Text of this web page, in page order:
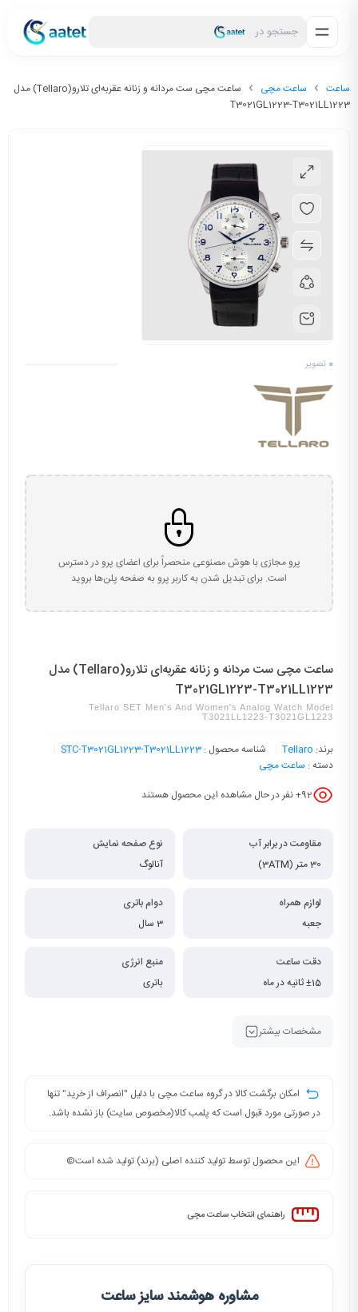
جستجو در
ساعت ساعت مچی
ساعت مچی ست مردانه و زنانه عقربه‌ای تلارو(Tellaro) مدل
T3021GL1223-T3021LL1223
0 تصویر
پرو مجازی با هوش مصنوعی منحصراً برای اعضای پرو در دسترس
است. برای تبدیل شدن به کاربر پرو به صفحه پلن‌ها بروید
ساعت مچی ست مردانه و زنانه عقربه‌ای تلارو(Tellaro) مدل
T3021GL1223-T3021LL1223
Tellaro SET Men's And Women's Analog Watch Model
T3021LL1223-T3021GL1223
برند: Tellaro شناسه محصول : STC-T3021GL1223-T3021LL1223
دسته : ساعت مچی
92+ نفر در حال مشاهده این محصول هستند
مقاومت در برابر آب
30 متر (3ATM)
نوع صفحه نمایش
آنالوگ
لوازم همراه
جعبه
دوام باتری
3 سال
دقت ساعت
±15 ثانیه در ماه
منبع انرژی
باتری
مشخصات بیشتر
امکان برگشت کالا در گروه ساعت مچی با دلیل "انصراف از خرید" تنها
در صورتی مورد قبول است که پلمب کالا(مخصوص سایت) باز نشده باشد.
این محصول توسط تولید کننده اصلی (برند) تولید شده است©️
راهنمای انتخاب ساعت مچی
مشاوره هوشمند سایز ساعت